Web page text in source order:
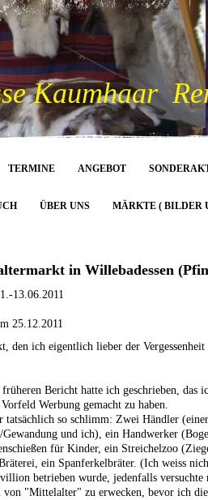
Kaumhaar
TERMINE ANGEBOT
ÜBER UNS MÄRKTE ( BILDER
in Willebadessen
13.06.2011
25.12.2011
den ich eigentlich lieber der Vergessenheit
Bericht hatte ich geschrieben, das
Werbung gemacht zu haben.
tatsächlich so schlimm: Zwei Händler
Gewandung und ich), ein Handwerker
für Kinder, ein Streichelzoo
ein Spanferkelbräter. (Ich weiss
betrieben wurde, jedenfalls versuchte
von "Mittelalter" zu erwecken, bevor ich